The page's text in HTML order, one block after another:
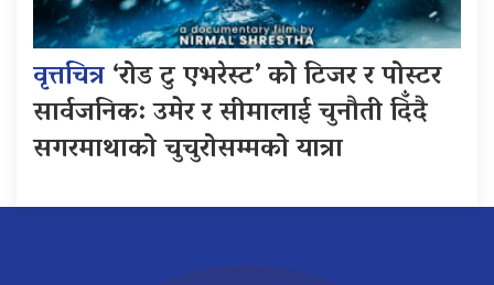
वृत्तचित्र‘रोड टु एभरेस्ट’ को टिजर र पोस्टर
सार्वजनिक: उमेर र सीमालाई चुनौती दिँदै
सगरमाथाको चुचुरोसम्मको यात्रा